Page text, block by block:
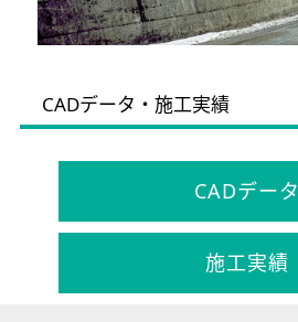
CADデータ・施工実績
CADデータ
施工実績